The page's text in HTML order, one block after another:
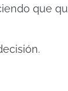
que